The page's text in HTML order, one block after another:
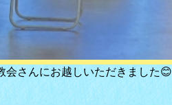
会さんにお越しいただきました😊